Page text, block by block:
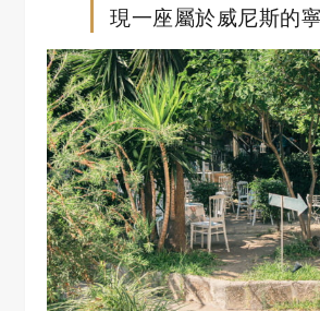
現一座屬於威尼斯的